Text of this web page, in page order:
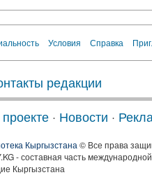
Условия Справка
редакции
· Новости ·
Кыргызстана © Все права
- составная часть
Кыргызстана